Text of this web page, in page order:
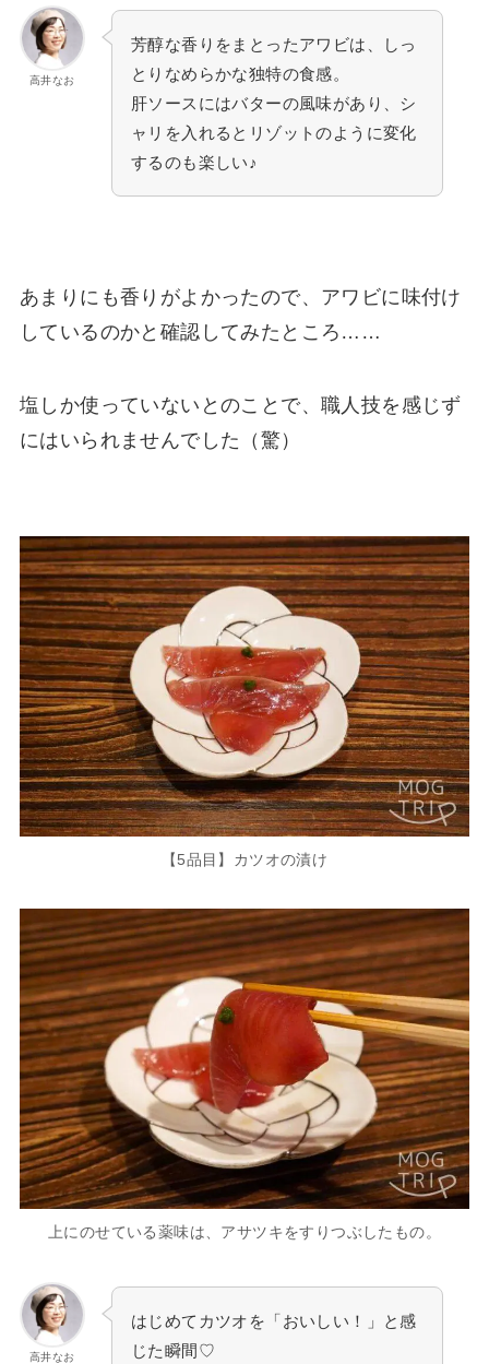
高井なお
芳醇な香りをまとったアワビは、しっ
とりなめらかな独特の食感。
肝ソースにはバターの風味があり、シ
ャリを入れるとリゾットのように変化
するのも楽しい♪
あまりにも香りがよかったので、アワビに味付け
しているのかと確認してみたところ……
塩しか使っていないとのことで、職人技を感じず
にはいられませんでした（驚）
【5品目】カツオの漬け
上にのせている薬味は、アサツキをすりつぶしたもの。
高井なお
はじめてカツオを「おいしい！」と感
じた瞬間♡